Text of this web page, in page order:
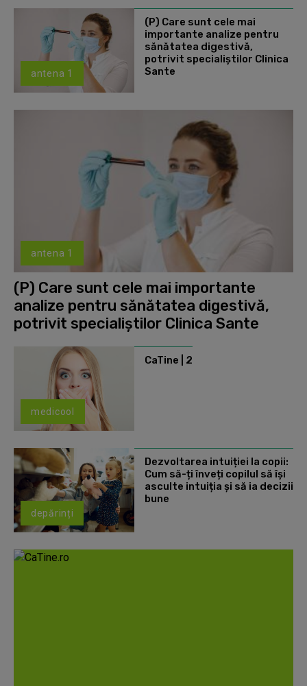
antena 1
(P) Care sunt cele mai
importante analize pentru
sănătatea digestivă,
potrivit specialiștilor Clinica
Sante
antena 1
(P) Care sunt cele mai importante
analize pentru sănătatea digestivă,
potrivit specialiștilor Clinica Sante
medicool
CaTine | 2
depărinți
Dezvoltarea intuiției la copii:
Cum să-ți înveți copilul să își
asculte intuiția și să ia decizii
bune